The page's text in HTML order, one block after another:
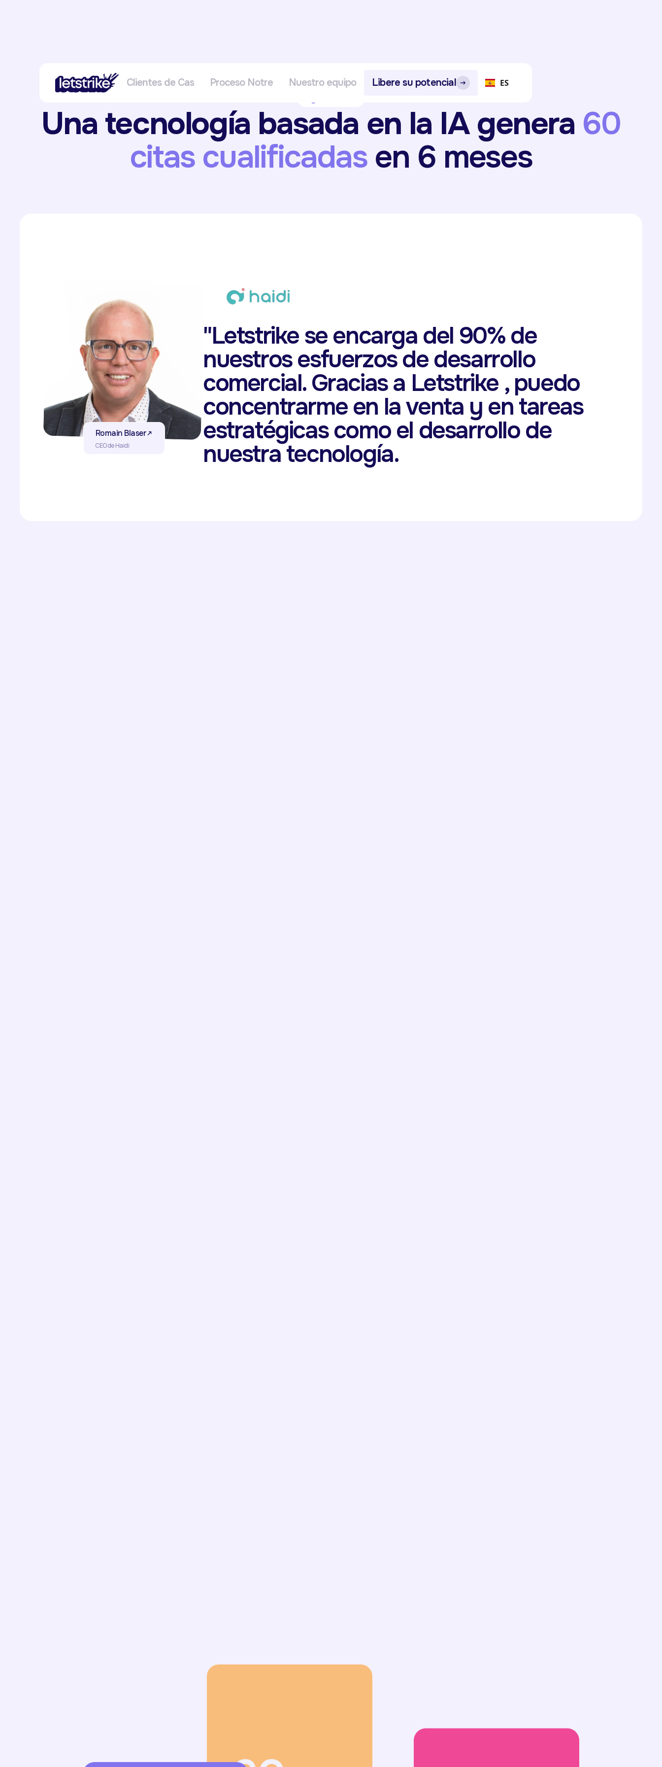
ES
Clientes de Cas Proceso Notre Nuestro equipo Libere su potencial
Una tecnología basada en la IA genera 60
citas cualificadas en 6 meses
Romain Blaser
CEO de Haidi
"Letstrike se encarga del 90% de
nuestros esfuerzos de desarrollo
comercial. Gracias a Letstrike , puedo
concentrarme en la venta y en tareas
estratégicas como el desarrollo de
nuestra tecnología.